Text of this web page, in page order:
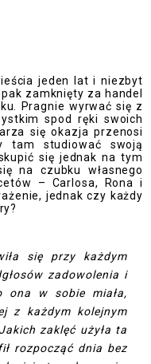
jeden lat i niezbyt
zamknięty za handel
Pragnie wyrwać się z
spod ręki swoich
się okazja przenosi
tam studiować swoją
się jednak na tym
na czubku własnego
– Carlosa, Rona i
jednak czy każdy
się przy każdym
zadowolenia i
ona w sobie miała,
z każdym kolejnym
zaklęć użyła ta
rozpocząć dnia bez